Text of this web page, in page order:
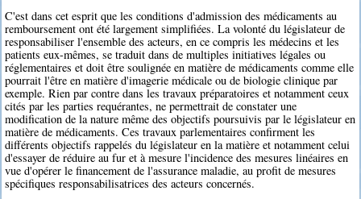
C'est dans cet esprit que les conditions d'admission des médicaments au
remboursement ont été largement simplifiées. La volonté du législateur de
responsabiliser l'ensemble des acteurs, en ce compris les médecins et les
patients eux-mêmes, se traduit dans de multiples initiatives légales ou
réglementaires et doit être soulignée en matière de médicaments comme elle
pourrait l'être en matière d'imagerie médicale ou de biologie clinique par
exemple. Rien par contre dans les travaux préparatoires et notamment ceux
cités par les parties requérantes, ne permettrait de constater une
modification de la nature même des objectifs poursuivis par le législateur en
matière de médicaments. Ces travaux parlementaires confirment les
différents objectifs rappelés du législateur en la matière et notamment celui
d'essayer de réduire au fur et à mesure l'incidence des mesures linéaires en
vue d'opérer le financement de l'assurance maladie, au profit de mesures
spécifiques responsabilisatrices des acteurs concernés.